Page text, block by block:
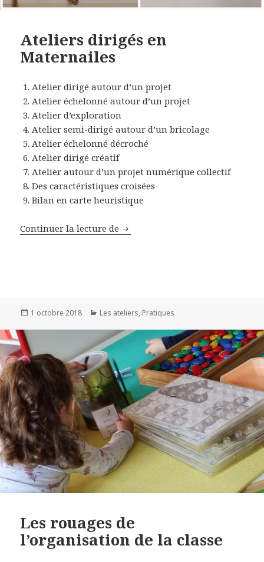
Ateliers dirigés en
Maternailes
Atelier dirigé autour d’un projet
Atelier échelonné autour d’un projet
Atelier d’exploration
Atelier semi-dirigé autour d’un bricolage
Atelier échelonné décroché
Atelier dirigé créatif
Atelier autour d’un projet numérique collectif
Des caractéristiques croisées
Bilan en carte heuristique
Continuer la lecture de Ateliers dirigés en Maternailes
Publié
1 octobre 2018 Catégories
Les ateliers, Pratiques
Les rouages de
l’organisation de la classe